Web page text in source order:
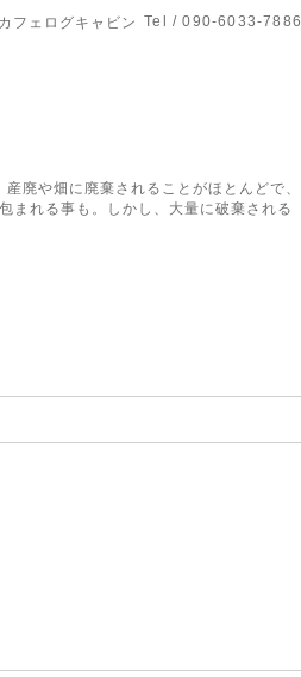
カフェログキャビン Tel / 090-6033-7886
廃や畑に廃棄されることがほとんどで、
まれる事も。しかし、大量に破棄される